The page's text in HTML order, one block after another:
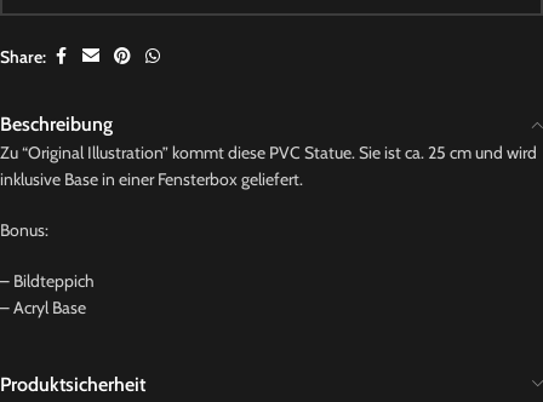
Share:
Beschreibung
Zu “Original Illustration” kommt diese PVC Statue. Sie ist ca. 25 cm und wird
inklusive Base in einer Fensterbox geliefert.
Bonus:
– Bildteppich
– Acryl Base
Produktsicherheit